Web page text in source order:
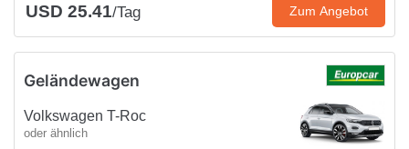
USD 25.41/Tag Zum Angebot
Geländewagen
Volkswagen T-Roc
oder ähnlich